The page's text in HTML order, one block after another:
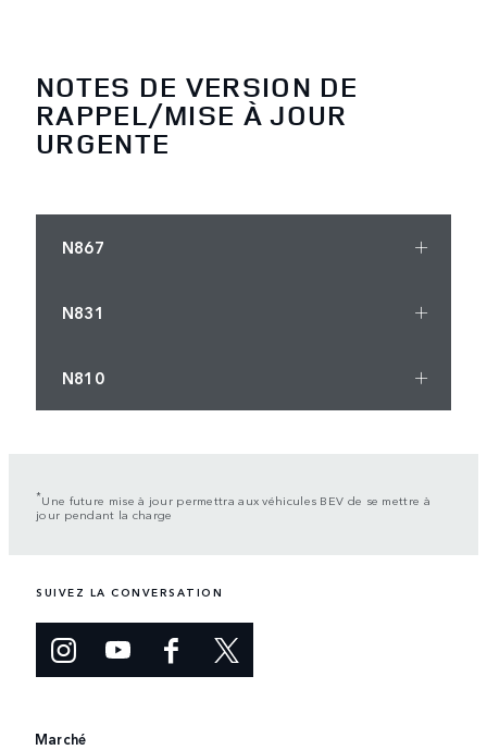
NOTES DE VERSION DE
RAPPEL/MISE À JOUR
URGENTE
N867
N831
N810
*Une future mise à jour permettra aux véhicules BEV de se mettre à
jour pendant la charge
SUIVEZ LA CONVERSATION
Marché